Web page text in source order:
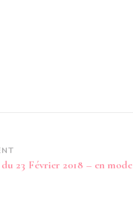
23 Février 2018 – en mode